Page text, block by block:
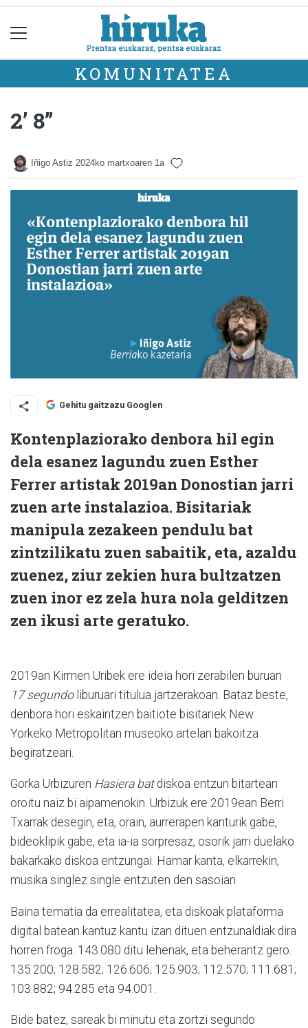
KOMUNITATEA
2’ 8’’
Iñigo Astiz 2024ko martxoaren 1a
Gehitu gaitzazu Googlen
Kontenplaziorako denbora hil egin
dela esanez lagundu zuen Esther
Ferrer artistak 2019an Donostian jarri
zuen arte instalazioa. Bisitariak
manipula zezakeen pendulu bat
zintzilikatu zuen sabaitik, eta, azaldu
zuenez, ziur zekien hura bultzatzen
zuen inor ez zela hura nola gelditzen
zen ikusi arte geratuko.
2019an Kirmen Uribek ere ideia hori zerabilen buruan
17 segundoliburuari titulua jartzerakoan. Bataz beste,
denbora hori eskaintzen baitiote bisitariek New
Yorkeko Metropolitan museoko artelan bakoitza
begiratzeari.
Gorka Urbizuren Hasiera batdiskoa entzun bitartean
oroitu naiz bi aipamenokin. Urbizuk ere 2019ean Berri
Txarrak desegin, eta, orain, aurrerapen kanturik gabe,
bideoklipik gabe, eta ia-ia sorpresaz, osorik jarri duelako
bakarkako diskoa entzungai. Hamar kanta, elkarrekin,
musika singlez single entzuten den sasoian.
Baina tematia da errealitatea, eta diskoak plataforma
digital batean kantuz kantu izan dituen entzunaldiak dira
horren froga. 143.080 ditu lehenak, eta beherantz gero.
135.200; 128.582; 126.606; 125.903; 112.570; 111.681;
103.882; 94.285 eta 94.001.
Bide batez, sareak bi minutu eta zortzi segundo